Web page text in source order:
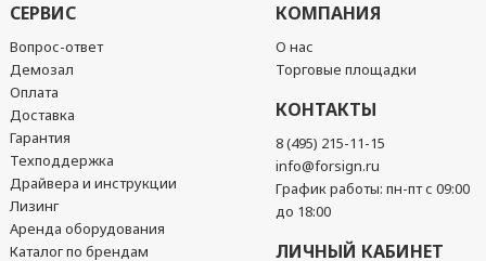
СЕРВИС
Вопрос-ответ
Демозал
Оплата
Доставка
Гарантия
Техподдержка
Драйвера и инструкции
Лизинг
Аренда оборудования
Каталог по брендам
КОМПАНИЯ
О нас
Торговые площадки
КОНТАКТЫ
8 (495) 215-11-15
info@forsign.ru
График работы: пн-пт с 09:00
до 18:00
ЛИЧНЫЙ КАБИНЕТ